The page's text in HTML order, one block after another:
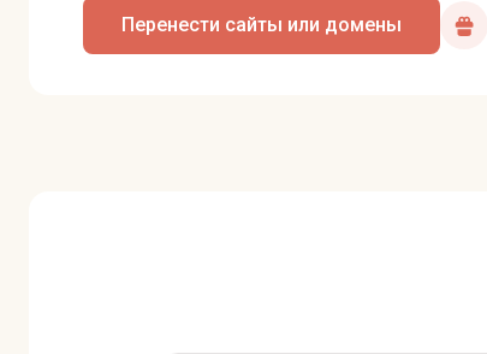
Перенести сайты или домены